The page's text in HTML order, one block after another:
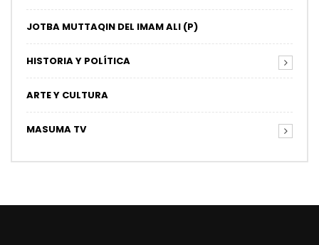
JOTBA MUTTAQIN DEL IMAM ALI (P)
HISTORIA Y POLÍTICA
ARTE Y CULTURA
MASUMA TV